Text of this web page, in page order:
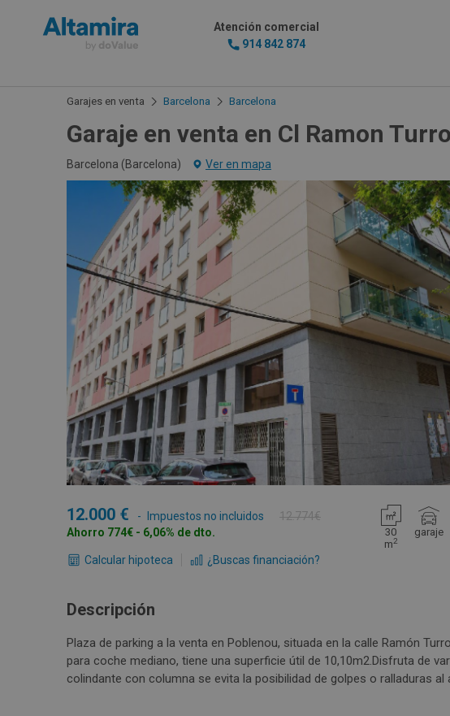
Atención comercial
914 842 874
Garajes en venta Barcelona Barcelona
Garaje en venta en Cl Ramon
Barcelona (Barcelona) Ver en mapa
30
m2
garaje
12.000 Impuestos no incluidos
12.774€
Ahorro 774€ - 6,06% de dto.
Calcular hipoteca ¿Buscas financiación?
Descripción
Plaza de parking a la venta en Poblenou, situada en la calle Ramón
para coche mediano, tiene una superficie útil de 10,10m2.Disfruta de
colindante con columna se evita la posibilidad de golpes o ralladuras al aparcar otros vehículos.- Facilidad de
maniobra para aparcar.- Situada en la planta -2, con la comodidad de